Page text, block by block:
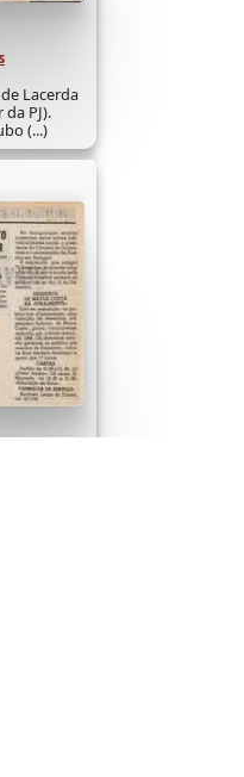
Lacerda
PJ).
(...)